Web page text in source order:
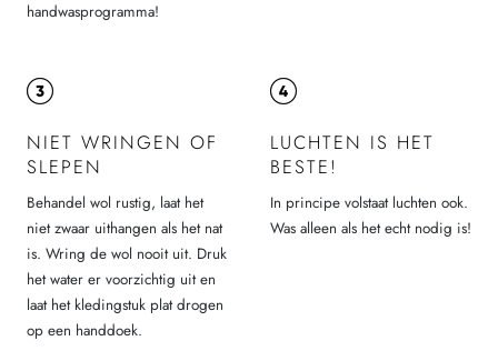
handwasprogramma!
NIET WRINGEN OF
SLEPEN
Behandel wol rustig, laat het
niet zwaar uithangen als het nat
is. Wring de wol nooit uit. Druk
het water er voorzichtig uit en
laat het kledingstuk plat drogen
op een handdoek.
LUCHTEN IS HET
BESTE!
In principe volstaat luchten ook.
Was alleen als het echt nodig is!